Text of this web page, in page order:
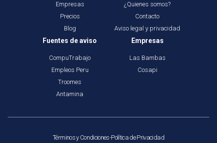
Empresas
Precios
Blog
¿Quienes somos?
Contacto
Aviso legal y privacidad
Fuentes de aviso
CompuTrabajo
Empleos Peru
Troomes
Antamina
Empresas
Las Bambas
Cosapi
Términos y Condiciones-Política de Privacidad